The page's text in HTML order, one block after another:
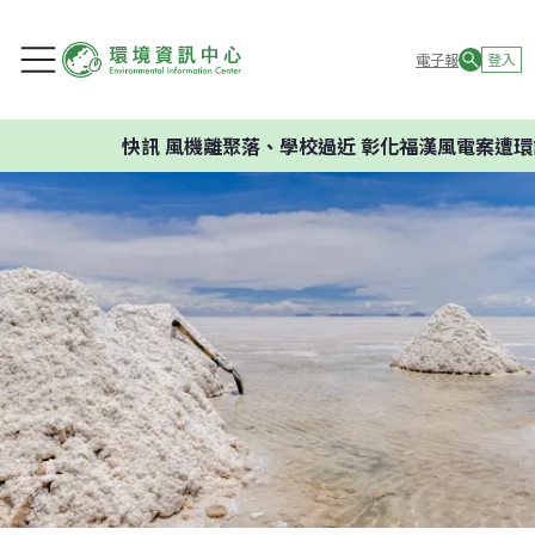
電子報 登入
風機離聚落、學校過近 彰化福漢風電案遭環評判